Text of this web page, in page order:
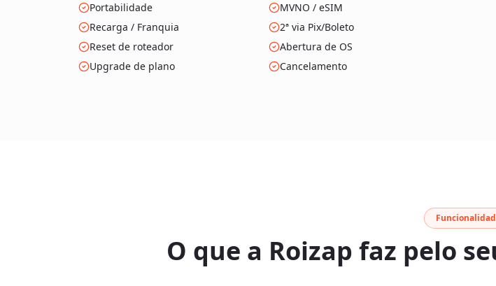
Portabilidade
MVNO / eSIM
Recarga / Franquia
2ª via Pix/Boleto
Reset de roteador
Abertura de OS
Upgrade de plano
Cancelamento
O que a Roizap faz pelo